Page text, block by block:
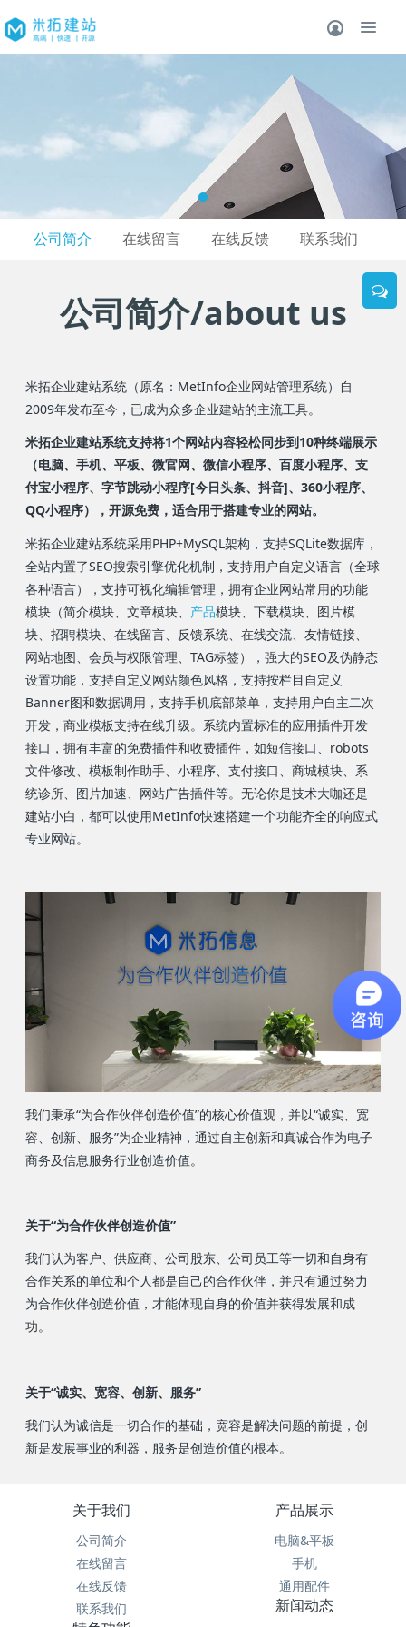
公司简介 在线留言 在线反馈 联系我们
公司简介/about us
米拓企业建站系统（原名：MetInfo企业网站管理系统）自
2009年发布至今，已成为众多企业建站的主流工具。
米拓企业建站系统支持将1个网站内容轻松同步到10种终端展示
（电脑、手机、平板、微官网、微信小程序、百度小程序、支
付宝小程序、字节跳动小程序[今日头条、抖音]、360小程序、
QQ小程序），开源免费，适合用于搭建专业的网站。
米拓企业建站系统采用PHP+MySQL架构，支持SQLite数据库，
全站内置了SEO搜索引擎优化机制，支持用户自定义语言（全球
各种语言），支持可视化编辑管理，拥有企业网站常用的功能
模块（简介模块、文章模块、 产品模块、下载模块、图片模
块、招聘模块、在线留言、反馈系统、在线交流、友情链接、
网站地图、会员与权限管理、TAG标签），强大的SEO及伪静态
设置功能，支持自定义网站颜色风格，支持按栏目自定义
Banner图和数据调用，支持手机底部菜单，支持用户自主二次
开发，商业模板支持在线升级。系统内置标准的应用插件开发
接口，拥有丰富的免费插件和收费插件，如短信接口、robots
文件修改、模板制作助手、小程序、支付接口、商城模块、系
统诊所、图片加速、网站广告插件等。无论你是技术大咖还是
建站小白，都可以使用MetInfo快速搭建一个功能齐全的响应式
专业网站。
我们秉承“为合作伙伴创造价值”的核心价值观，并以“诚实、宽
容、创新、服务”为企业精神，通过自主创新和真诚合作为电子
商务及信息服务行业创造价值。
关于“为合作伙伴创造价值”
我们认为客户、供应商、公司股东、公司员工等一切和自身有
合作关系的单位和个人都是自己的合作伙伴，并只有通过努力
为合作伙伴创造价值，才能体现自身的价值并获得发展和成
功。
关于“诚实、宽容、创新、服务”
我们认为诚信是一切合作的基础，宽容是解决问题的前提，创
新是发展事业的利器，服务是创造价值的根本。
关于我们
公司简介
在线留言
在线反馈
联系我们
产品展示
电脑&平板
手机
通用配件
新闻动态